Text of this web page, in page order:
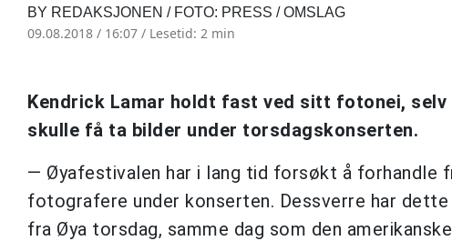
BY REDAKSJONEN / FOTO: PRESS / OMSLAG
09.08.2018 / 16:07 / Lesetid: 2 min
Kendrick Lamar holdt fast ved sitt fotonei,
skulle få ta bilder under torsdagskonserten.
— Øyafestivalen har i lang tid forsøkt å forhandle
fotografere under konserten. Dessverre har
fra Øya torsdag, samme dag som den